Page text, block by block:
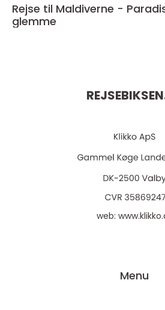
Rejse til Maldiverne -
glemme
web:
Menu